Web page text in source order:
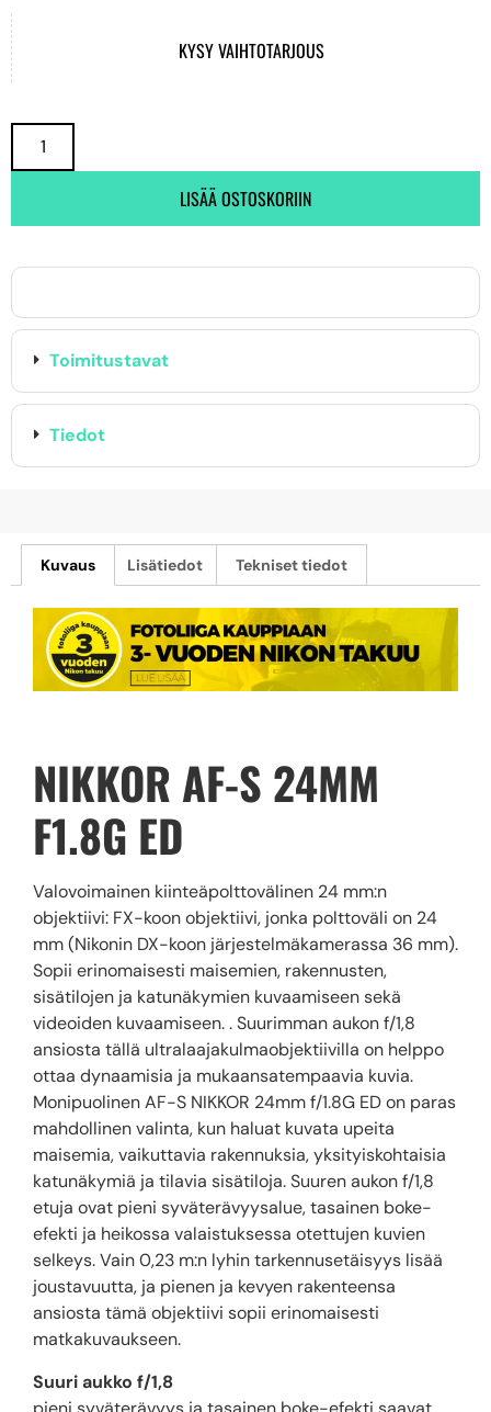
KYSY VAIHTOTARJOUS
LISÄÄ OSTOSKORIIN
Toimitustavat
Tiedot
Kuvaus Lisätiedot Tekniset tiedot
NIKKOR AF-S 24MM
F1.8G ED
Valovoimainen kiinteäpolttovälinen 24 mm:n
objektiivi: FX-koon objektiivi, jonka polttoväli on 24
mm (Nikonin DX-koon järjestelmäkamerassa 36 mm).
Sopii erinomaisesti maisemien, rakennusten,
sisätilojen ja katunäkymien kuvaamiseen sekä
videoiden kuvaamiseen. . Suurimman aukon f/1,8
ansiosta tällä ultralaajakulmaobjektiivilla on helppo
ottaa dynaamisia ja mukaansatempaavia kuvia.
Monipuolinen AF-S NIKKOR 24mm f/1.8G ED on paras
mahdollinen valinta, kun haluat kuvata upeita
maisemia, vaikuttavia rakennuksia, yksityiskohtaisia
katunäkymiä ja tilavia sisätiloja. Suuren aukon f/1,8
etuja ovat pieni syväterävyysalue, tasainen boke-
efekti ja heikossa valaistuksessa otettujen kuvien
selkeys. Vain 0,23 m:n lyhin tarkennusetäisyys lisää
joustavuutta, ja pienen ja kevyen rakenteensa
ansiosta tämä objektiivi sopii erinomaisesti
matkakuvaukseen.
Suuri aukko f/1,8